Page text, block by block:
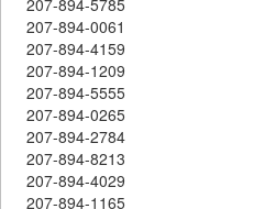
207-894-0061
207-894-4159
207-894-1209
207-894-5555
207-894-0265
207-894-2784
207-894-8213
207-894-4029
207-894-1165